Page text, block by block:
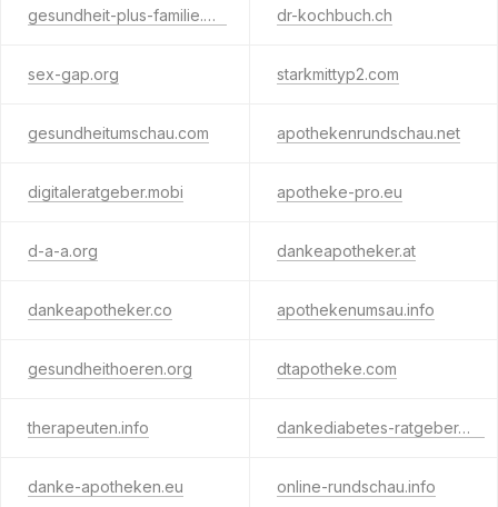
gesundheit-plus-familie.net dr-kochbuch.ch
sex-gap.org starkmittyp2.com
gesundheitumschau.com apothekenrundschau.net
digitaleratgeber.mobi apotheke-pro.eu
d-a-a.org dankeapotheker.at
dankeapotheker.co apothekenumsau.info
gesundheithoeren.org dtapotheke.com
therapeuten.info dankediabetes-ratgeber.net
danke-apotheken.eu online-rundschau.info